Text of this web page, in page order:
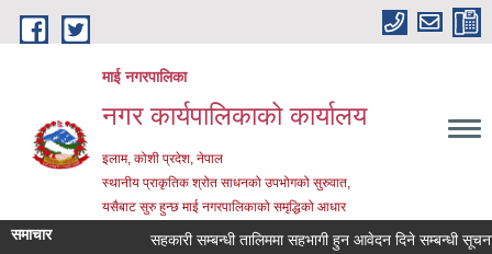
Skip to main content
माई नगरपालिका
नगर कार्यपालिकाको कार्यालय
इलाम, कोशी प्रदेश, नेपाल
स्थानीय प्राकृतिक श्रोत साधनको उपभोगको सुरुवात,
यसैबाट सुरु हुन्छ माई नगरपालिकाको समृद्धिको आधार
समाचार सहकारी सम्बन्धी तालिममा सहभागी हुन आवेदन दिने सम्बन्धी सूचना